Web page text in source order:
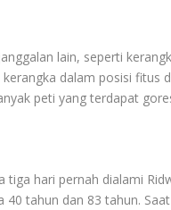
lain, seperti
dalam posisi
peti yang terdapat
tiga hari pernah dialami
40 tahun dan 83 tahun.